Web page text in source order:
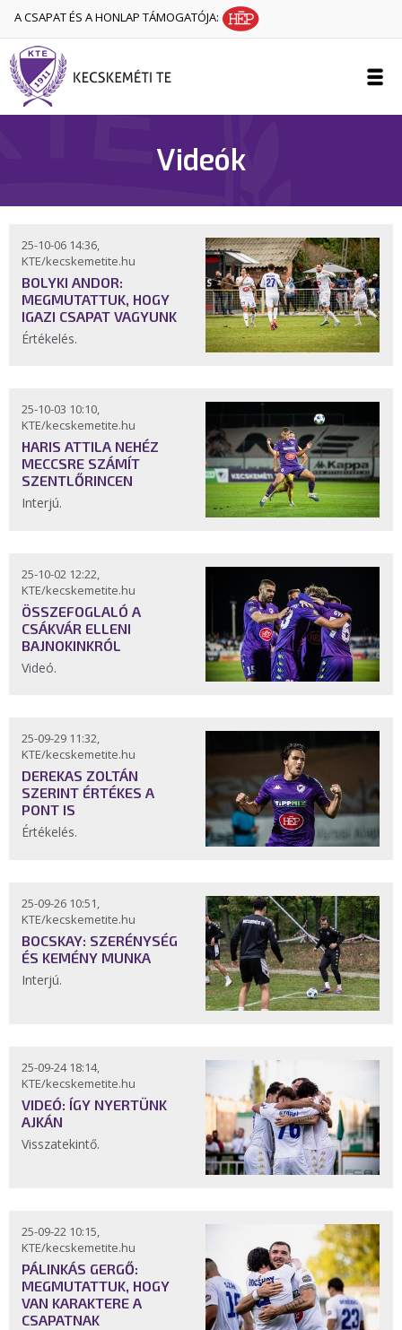
A CSAPAT ÉS A HONLAP TÁMOGATÓJA:
Videók
25-10-06 14:36,
KTE/kecskemetite.hu
BOLYKI ANDOR:
MEGMUTATTUK, HOGY
IGAZI CSAPAT VAGYUNK
Értékelés.
25-10-03 10:10,
KTE/kecskemetite.hu
HARIS ATTILA NEHÉZ
MECCSRE SZÁMÍT
SZENTLŐRINCEN
Interjú.
25-10-02 12:22,
KTE/kecskemetite.hu
ÖSSZEFOGLALÓ A
CSÁKVÁR ELLENI
BAJNOKINKRÓL
Videó.
25-09-29 11:32,
KTE/kecskemetite.hu
DEREKAS ZOLTÁN
SZERINT ÉRTÉKES A
PONT IS
Értékelés.
25-09-26 10:51,
KTE/kecskemetite.hu
BOCSKAY: SZERÉNYSÉG
ÉS KEMÉNY MUNKA
Interjú.
25-09-24 18:14,
KTE/kecskemetite.hu
VIDEÓ: ÍGY NYERTÜNK
AJKÁN
Visszatekintő.
25-09-22 10:15,
KTE/kecskemetite.hu
PÁLINKÁS GERGŐ:
MEGMUTATTUK, HOGY
VAN KARAKTERE A
CSAPATNAK